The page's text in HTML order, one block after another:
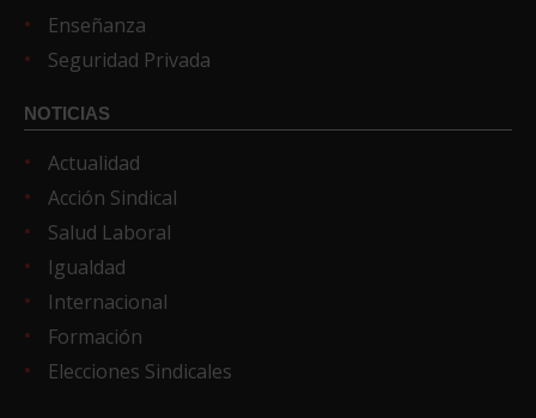
Enseñanza
Seguridad Privada
NOTICIAS
Actualidad
Acción Sindical
Salud Laboral
Igualdad
Internacional
Formación
Elecciones Sindicales